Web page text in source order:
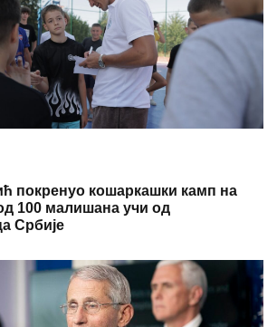
покренуо кошаркашки камп на
100 малишана учи од
Србије